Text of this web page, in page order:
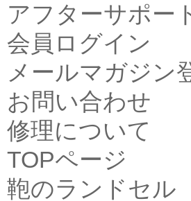
アフターサポー
会員ログイン
メールマガジン
お問い合わせ
修理について
TOPページ
鞄のランドセル